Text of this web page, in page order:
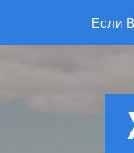
Если